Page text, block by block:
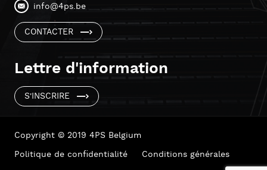
info@4ps.be
CONTACTER
Lettre d'information
S'INSCRIRE
Copyright © 2019 4PS Belgium
Politique de confidentialité
Conditions générales